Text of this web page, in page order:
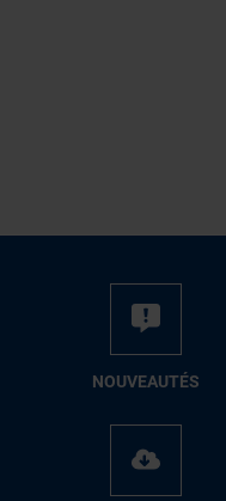
NOUVEAUTÉS